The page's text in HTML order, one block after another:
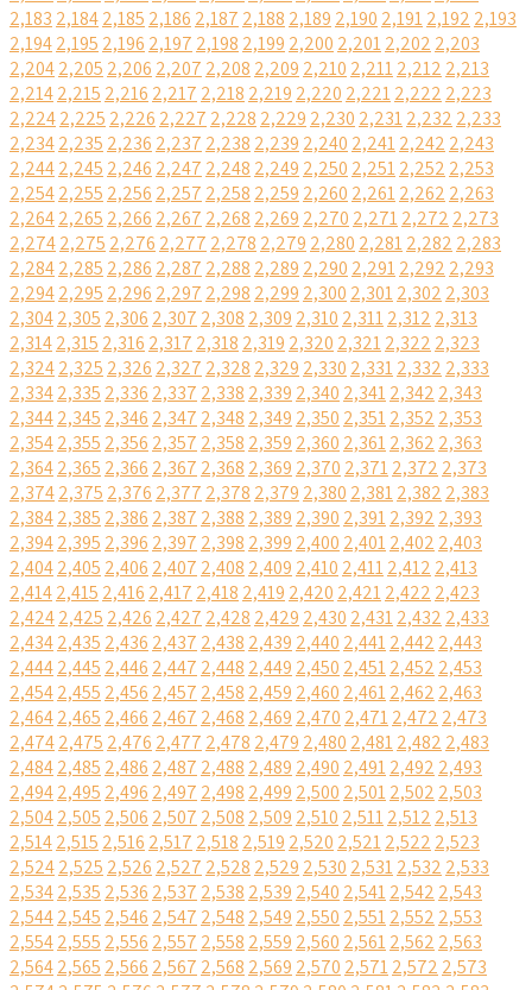
2,183 2,1842,185 2,186 2,187 2,188 2,189 2,190 2,1912,192 2,193
2,1942,195 2,196 2,197 2,198 2,199 2,200 2,2012,202 2,203
2,2042,205 2,206 2,207 2,208 2,209 2,210 2,2112,212 2,213
2,2142,215 2,216 2,217 2,218 2,219 2,220 2,2212,222 2,223
2,2242,225 2,226 2,227 2,228 2,229 2,230 2,2312,232 2,233
2,2342,235 2,236 2,237 2,238 2,239 2,240 2,2412,242 2,243
2,2442,245 2,246 2,247 2,248 2,249 2,250 2,2512,252 2,253
2,2542,255 2,256 2,257 2,258 2,259 2,260 2,2612,262 2,263
2,2642,265 2,266 2,267 2,268 2,269 2,270 2,2712,272 2,273
2,2742,275 2,276 2,277 2,278 2,279 2,280 2,2812,282 2,283
2,2842,285 2,286 2,287 2,288 2,289 2,290 2,2912,292 2,293
2,2942,295 2,296 2,297 2,298 2,299 2,300 2,3012,302 2,303
2,3042,305 2,306 2,307 2,308 2,309 2,310 2,3112,312 2,313
2,3142,315 2,316 2,317 2,318 2,319 2,320 2,3212,322 2,323
2,3242,325 2,326 2,327 2,328 2,329 2,330 2,3312,332 2,333
2,3342,335 2,336 2,337 2,338 2,339 2,340 2,3412,342 2,343
2,3442,345 2,346 2,347 2,348 2,349 2,350 2,3512,352 2,353
2,3542,355 2,356 2,357 2,358 2,359 2,360 2,3612,362 2,363
2,3642,365 2,366 2,367 2,368 2,369 2,370 2,3712,372 2,373
2,3742,375 2,376 2,377 2,378 2,379 2,380 2,3812,382 2,383
2,3842,385 2,386 2,387 2,388 2,389 2,390 2,3912,392 2,393
2,3942,395 2,396 2,397 2,398 2,399 2,400 2,4012,402 2,403
2,4042,405 2,406 2,407 2,408 2,409 2,410 2,4112,412 2,413
2,4142,415 2,416 2,417 2,418 2,419 2,420 2,4212,422 2,423
2,4242,425 2,426 2,427 2,428 2,429 2,430 2,4312,432 2,433
2,4342,435 2,436 2,437 2,438 2,439 2,440 2,4412,442 2,443
2,4442,445 2,446 2,447 2,448 2,449 2,450 2,4512,452 2,453
2,4542,455 2,456 2,457 2,458 2,459 2,460 2,4612,462 2,463
2,4642,465 2,466 2,467 2,468 2,469 2,470 2,4712,472 2,473
2,4742,475 2,476 2,477 2,478 2,479 2,480 2,4812,482 2,483
2,4842,485 2,486 2,487 2,488 2,489 2,490 2,4912,492 2,493
2,4942,495 2,496 2,497 2,498 2,499 2,500 2,5012,502 2,503
2,5042,505 2,506 2,507 2,508 2,509 2,510 2,5112,512 2,513
2,5142,515 2,516 2,517 2,518 2,519 2,520 2,5212,522 2,523
2,5242,525 2,526 2,527 2,528 2,529 2,530 2,5312,532 2,533
2,5342,535 2,536 2,537 2,538 2,539 2,540 2,5412,542 2,543
2,5442,545 2,546 2,547 2,548 2,549 2,550 2,5512,552 2,553
2,5542,555 2,556 2,557 2,558 2,559 2,560 2,5612,562 2,563
2,5642,565 2,566 2,567 2,568 2,569 2,570 2,5712,572 2,573